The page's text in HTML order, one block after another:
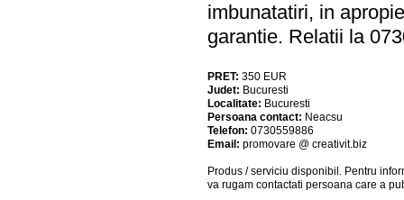
imbunatatiri, in
garantie. Relatii la
PRET: 350 EUR
Judet: Bucuresti
Localitate: Bucuresti
Persoana contact: Neacsu
Telefon: 0730559886
Email: promovare @ creativit.biz
Produs / serviciu disponibil . Pentru
va rugam contactati persoana care a